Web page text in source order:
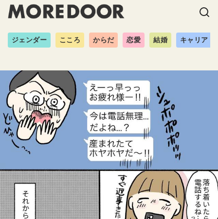
ジェンダー こころ からだ 恋愛 結婚 キャリア